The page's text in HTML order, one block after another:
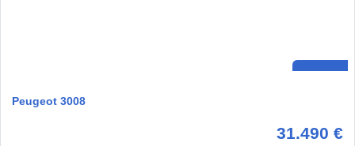
Peugeot 3008
31.490 €